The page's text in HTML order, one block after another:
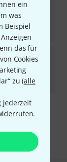
ein
was
Beispiel
das für
Cookies
zu (alle
jederzeit
Cable 2M